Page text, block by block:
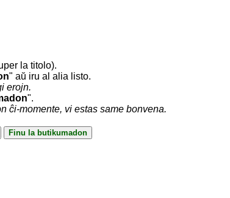
la titolo).
" aŭ iru al alia listo.
erojn.
".
ĉi-momente, vi estas same bonvena.